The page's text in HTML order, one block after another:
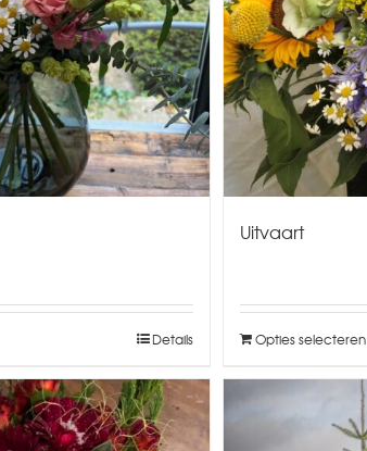
Details
Uitvaart
Opties selecteren